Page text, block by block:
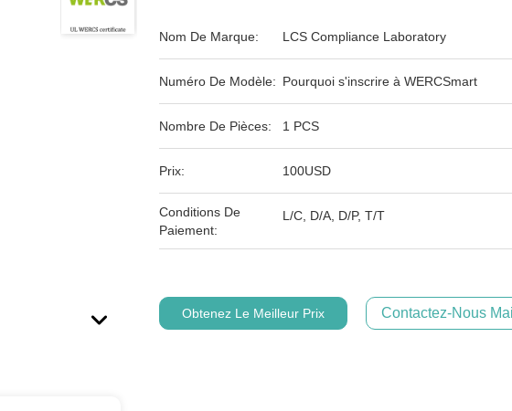
Nom De Marque: LCS Compliance Laboratory
Numéro De Modèle: Pourquoi s'inscrire à WERCSmart
Nombre De Pièces: 1 PCS
Prix: 100USD
Conditions De
Paiement:
L/C, D/A, D/P, T/T
Obtenez Le Meilleur Prix Contactez-Nous